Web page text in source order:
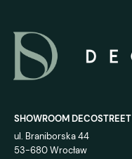
SHOWROOM DECOSTREET
ul. Braniborska 44
53-680 Wrocław